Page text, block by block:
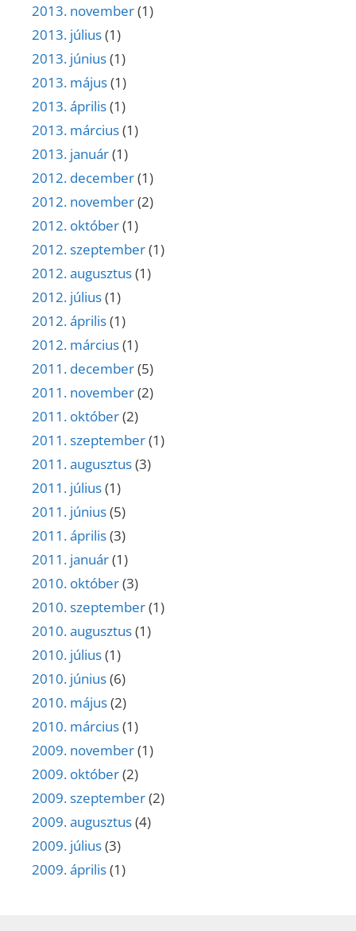
2013. november(1)
2013. július(1)
2013. június(1)
2013. május(1)
2013. április(1)
2013. március(1)
2013. január(1)
2012. december(1)
2012. november(2)
2012. október(1)
2012. szeptember(1)
2012. augusztus(1)
2012. július(1)
2012. április(1)
2012. március(1)
2011. december(5)
2011. november(2)
2011. október(2)
2011. szeptember(1)
2011. augusztus(3)
2011. július(1)
2011. június(5)
2011. április(3)
2011. január(1)
2010. október(3)
2010. szeptember(1)
2010. augusztus(1)
2010. július(1)
2010. június(6)
2010. május(2)
2010. március(1)
2009. november(1)
2009. október(2)
2009. szeptember(2)
2009. augusztus(4)
2009. július(3)
2009. április(1)